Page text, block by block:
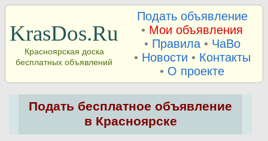
KrasDos.Ru
Красноярская доска
бесплатных объявлений
Подать объявление
• Мои объявления
• Правила• ЧаВо
• Новости • Контакты
• О проекте
Подать бесплатное объявление
в Красноярске